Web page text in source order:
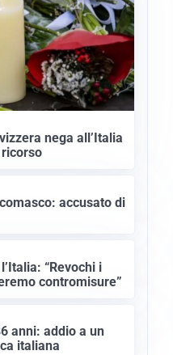
nega all’Italia
accusato di
“Revochi i
contromisure”
anni: addio a un
italiana